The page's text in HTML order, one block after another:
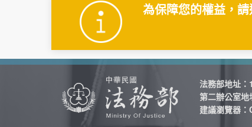
為保障您的權益，
法務部地址
第二辦公室
建議瀏覽器